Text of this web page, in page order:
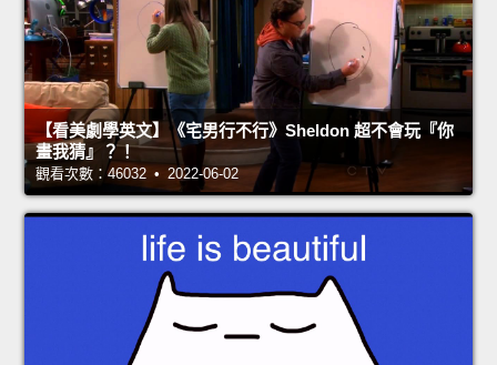
【看美劇學英文】《宅男行不行》Sheldon 超不會玩『你
畫我猜』？！
觀看次數：46032 • 2022-06-02